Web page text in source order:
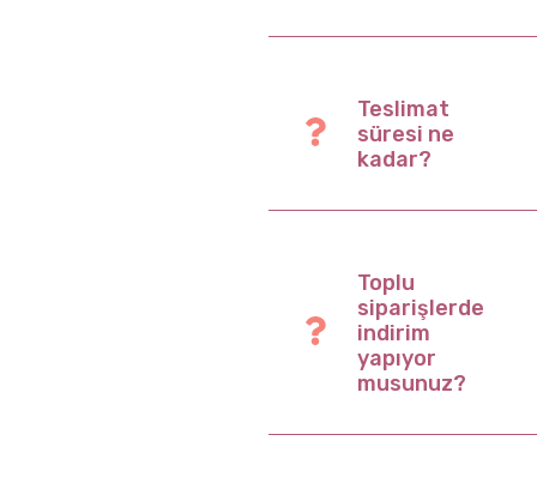
Teslimat
süresi ne
kadar?
Toplu
siparişlerde
indirim
yapıyor
musunuz?